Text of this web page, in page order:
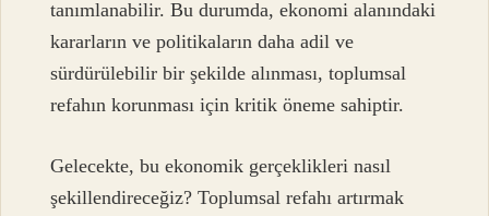
tanımlanabilir. Bu durumda, ekonomi alanındaki
kararların ve politikaların daha adil ve
sürdürülebilir bir şekilde alınması, toplumsal
refahın korunması için kritik öneme sahiptir.
Gelecekte, bu ekonomik gerçeklikleri nasıl
şekillendireceğiz? Toplumsal refahı artırmak